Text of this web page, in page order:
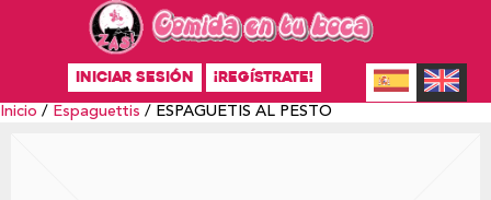
INICIAR SESIÓN ¡REGÍSTRATE!
Inicio / Espaguettis / ESPAGUETIS AL PESTO